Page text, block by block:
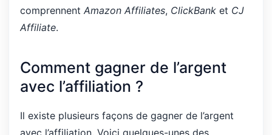
comprennent Amazon Affiliates, ClickBank et CJ
Affiliate.
Comment gagner de l’argent
avec l’affiliation ?
Il existe plusieurs façons de gagner de l’argent
avec l’affiliation. Voici quelques-unes des